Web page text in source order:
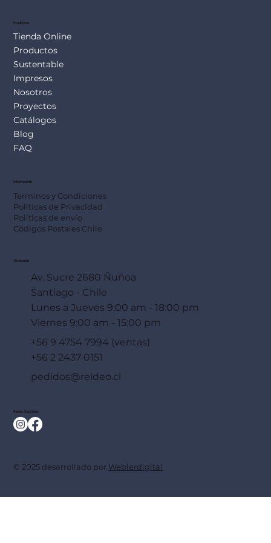
Productos
Tienda Online
Productos
Sustentable
Impresos
Nosotros
Proyectos
Catálogos
Blog
FAQ
Información
Terminos y Condiciones
Políticas de Privacidad
Políticas de envío
Códigos Postales Chile
Dirección
Av. Sucre 2680 Ñuñoa
Santiago - Chile
Lunes a Jueves 9:00 am - 18:00 pm
Viernes 9:00 am - 15:00 pm
+56 9 4754 7994 (ventas)
+56 2 2437 0151
pedidos@reideo.cl
Redes Sociales
© 2025 desarrollado por Weblerdigital